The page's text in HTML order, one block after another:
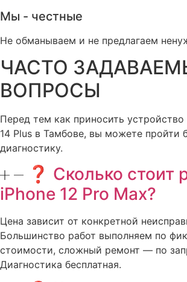
Мы - честные
Не обманываем и не предлагаем
ЧАСТО
ВОПРОСЫ
Перед тем как приносить
14 Plus в Тамбове, вы можете пройти
диагностику.
❓ Сколько стоит
iPhone 12 Pro Max?
Цена зависит от конкретной
Большинство работ выполняем по
стоимости, сложный ремонт — по
Диагностика бесплатная.